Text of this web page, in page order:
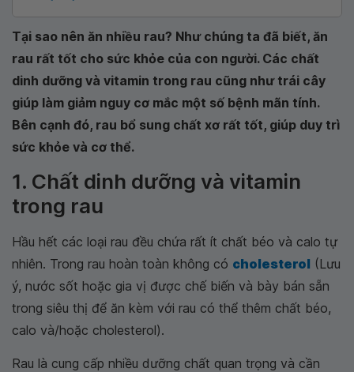
Tại sao nên ăn nhiều rau? Như chúng ta đã biết, ăn
rau rất tốt cho sức khỏe của con người. Các chất
dinh dưỡng và vitamin trong rau cũng như trái cây
giúp làm giảm nguy cơ mắc một số bệnh mãn tính.
Bên cạnh đó, rau bổ sung chất xơ rất tốt, giúp duy trì
sức khỏe và cơ thể.
1. Chất dinh dưỡng và vitamin
trong rau
Hầu hết các loại rau đều chứa rất ít chất béo và calo tự
nhiên. Trong rau hoàn toàn không có cholesterol (Lưu
ý, nước sốt hoặc gia vị được chế biến và bày bán sẵn
trong siêu thị để ăn kèm với rau có thể thêm chất béo,
calo và/hoặc cholesterol).
Rau là cung cấp nhiều dưỡng chất quan trọng và cần